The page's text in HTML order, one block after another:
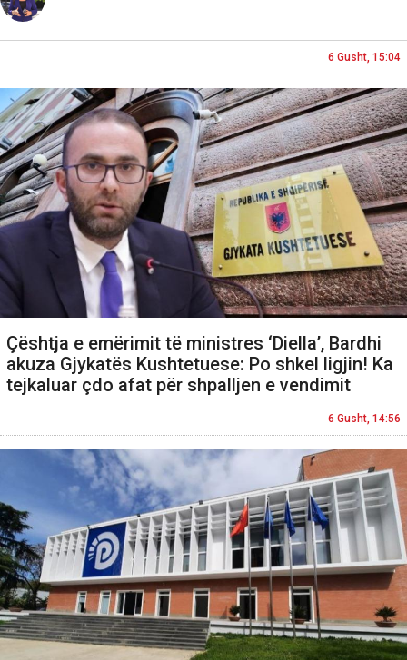
6 Gusht, 15:04
Çështja e emërimit të ministres ‘Diella’, Bardhi
akuza Gjykatës Kushtetuese: Po shkel ligjin! Ka
tejkaluar çdo afat për shpalljen e vendimit
6 Gusht, 14:56